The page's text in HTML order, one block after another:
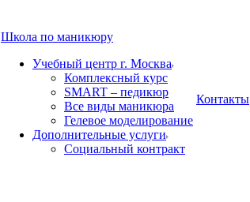
Школа по маникюру
Учебный центр г. Москва
Комплексный курс
SMART – педикюр
Все виды маникюра
Гелевое моделирование
Дополнительные услуги
Социальный контракт
Контакты